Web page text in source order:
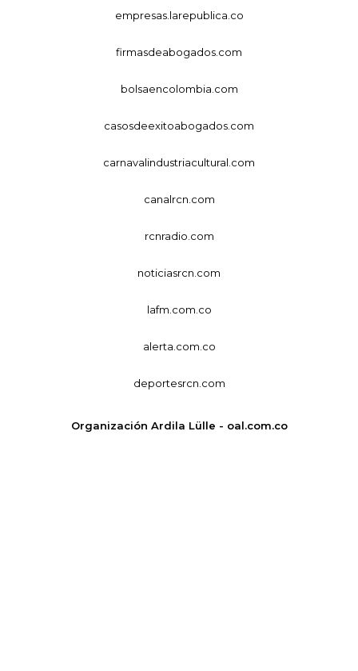
empresas.larepublica.co
firmasdeabogados.com
bolsaencolombia.com
casosdeexitoabogados.com
carnavalindustriacultural.com
canalrcn.com
rcnradio.com
noticiasrcn.com
lafm.com.co
alerta.com.co
deportesrcn.com
Organización Ardila Lülle - oal.com.co